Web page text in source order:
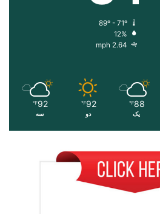
12%
2.64 mph
88
℉
یک
92
℉
دو
92
℉
سه